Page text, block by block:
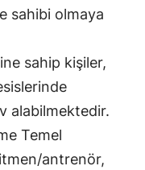
sahibi olmaya
sahip kişiler,
alabilmektedir.
Temel
antrenör,